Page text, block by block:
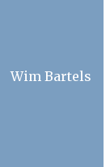
Wim Bartels